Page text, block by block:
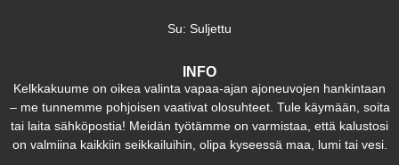
Su: Suljettu
INFO
Kelkkakuume on oikea valinta vapaa-ajan ajoneuvojen hankintaan
– me tunnemme pohjoisen vaativat olosuhteet. Tule käymään, soita
tai laita sähköpostia! Meidän työtämme on varmistaa, että kalustosi
on valmiina kaikkiin seikkailuihin, olipa kyseessä maa, lumi tai vesi.